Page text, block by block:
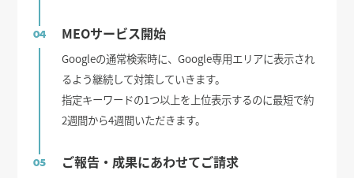
04 MEOサービス開始
Googleの通常検索時に、Google専用エリアに表示され
るよう継続して対策していきます。
指定キーワードの1つ以上を上位表示するのに最短で約
2週間から4週間いただきます。
05 ご報告・成果にあわせてご請求